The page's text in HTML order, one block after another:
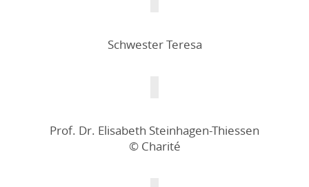
Schwester Teresa
Prof. Dr. Elisabeth Steinhagen-Thiessen
© Charité